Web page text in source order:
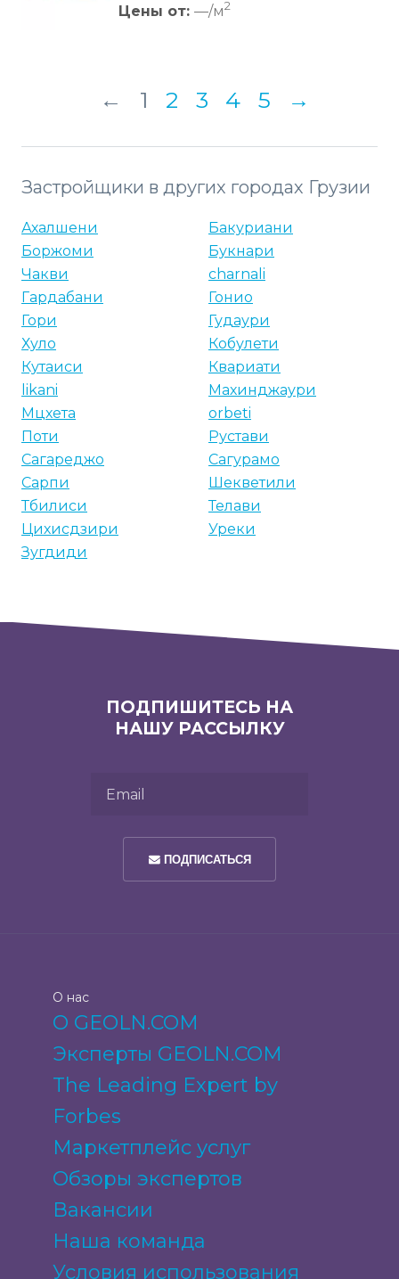
Цены от: —/м2
← 1 2 3 4 5 →
Застройщики в других городах Грузии
Ахалшени
Бакуриани
Боржоми
Букнари
Чакви
charnali
Гардабани
Гонио
Гори
Гудаури
Хуло
Кобулети
Кутаиси
Квариати
likani
Махинджаури
Мцхета
orbeti
Поти
Рустави
Сагареджо
Сагурамо
Сарпи
Шекветили
Тбилиси
Телави
Цихисдзири
Уреки
Зугдиди
ПОДПИШИТЕСЬ НА
НАШУ РАССЫЛКУ
ПОДПИСАТЬСЯ
О нас
О GEOLN.COM
Эксперты GEOLN.COM
The Leading Expert by
Forbes
Маркетплейс услуг
Обзоры экспертов
Вакансии
Наша команда
Условия использования